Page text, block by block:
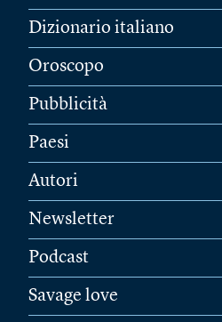
Dizionario italiano
Oroscopo
Pubblicità
Paesi
Autori
Newsletter
Podcast
Savage love